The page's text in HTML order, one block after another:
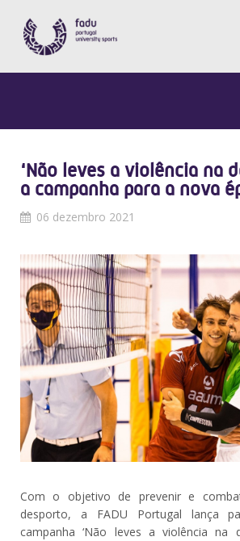
‘Não leves a violência na
a campanha para a nova
06 dezembro 2021
Com o objetivo de prevenir e
desporto, a FADU Portugal lança
campanha ‘Não leves a violência na